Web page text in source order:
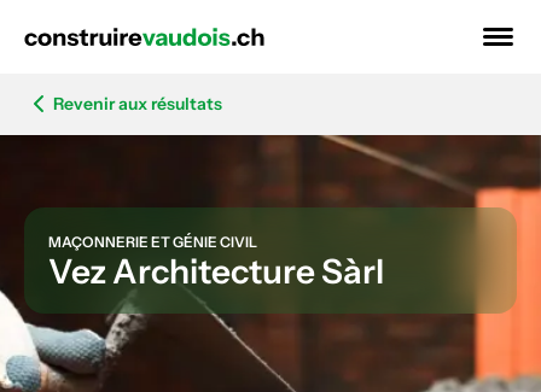
Revenir aux résultats
MAÇONNERIE ET GÉNIE CIVIL
Vez Architecture Sàrl